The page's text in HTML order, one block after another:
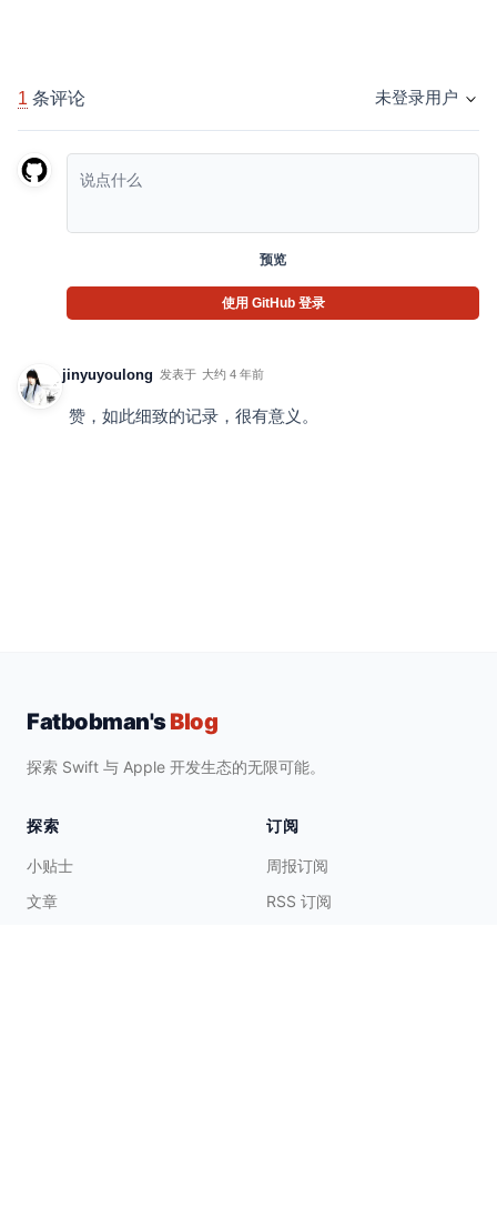
1 条评论 未登录用户
预览
使用 GitHub 登录
jinyuyoulong 发表于 大约 4 年前
赞，如此细致的记录，很有意义。
Fatbobman'sBlog
探索 Swift 与 Apple 开发生态的无限可能。
探索
小贴士
文章
订阅
周报订阅
RSS 订阅